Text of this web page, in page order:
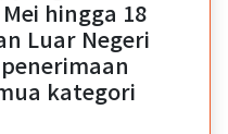
hingga 18
Luar Negeri
kategori